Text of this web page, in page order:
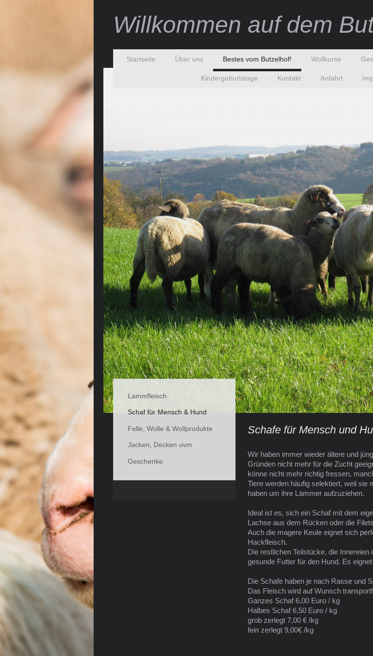
Willkommen auf dem
Startseite Über uns Bestes vom Butzelhof! Wollkurse
Kindergeburtstage Kontakt Anfahrt
Schafe für Mensch und
Wir haben immer wieder ältere und
Gründen nicht mehr für die Zucht
könne nicht mehr richtig fressen,
Tiere werden häufig selektiert, weil sie
haben um ihre Lämmer aufzuziehen.
Ideal ist es, sich ein Schaf mit dem
Lachse aus dem Rücken oder die
Auch die magere Keule eignet sich
Hackfleisch.
Die restlichen Teilstücke, die
gesunde Futter für den Hund. Es
Die Schafe haben je nach Rasse und
Das Fleisch wird auf Wunsch
Ganzes Schaf 6,00 Euro / kg
Halbes Schaf 6,50 Euro / kg
grob zerlegt 7,00 € /kg
fein zerlegt 9,00€ /kg
Lammfleisch
Schaf für Mensch & Hund
Felle, Wolle & Wollprodukte
Jacken, Decken uvm
Geschenke